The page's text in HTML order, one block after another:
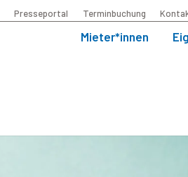
Presseportal Terminbuchung
Mieter*innen